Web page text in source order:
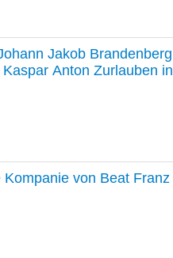
Jakob
Anton Zurlauben
von Beat